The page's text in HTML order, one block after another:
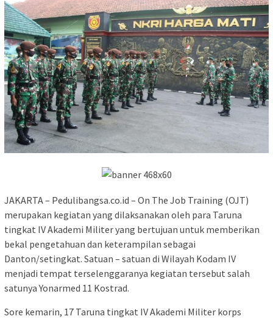
JAKARTA – Pedulibangsa.co.id – On The Job Training (OJT)
merupakan kegiatan yang dilaksanakan oleh para Taruna
tingkat IV Akademi Militer yang bertujuan untuk memberikan
bekal pengetahuan dan keterampilan sebagai
Danton/setingkat. Satuan – satuan di Wilayah Kodam IV
menjadi tempat terselenggaranya kegiatan tersebut salah
satunya Yonarmed 11 Kostrad.
Sore kemarin, 17 Taruna tingkat IV Akademi Militer korps